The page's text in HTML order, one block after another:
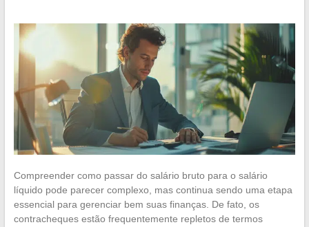
Compreender como passar do salário bruto para o salário
líquido pode parecer complexo, mas continua sendo uma etapa
essencial para gerenciar bem suas finanças. De fato, os
contracheques estão frequentemente repletos de termos